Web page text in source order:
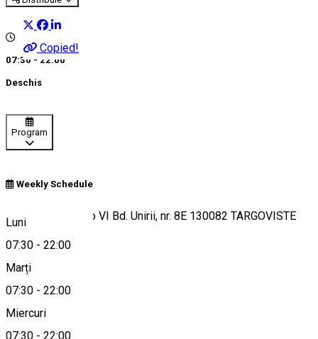
Copied!
07:30 - 22:00
Deschis
Program
Weekly Schedule
Luni
07:30 - 22:00
Marți
07:30 - 22:00
Miercuri
07:30 - 22:00
Târgoviște - Micro VI Bd. Unirii, nr. 8E 130082 TARGOVISTE
Hartă